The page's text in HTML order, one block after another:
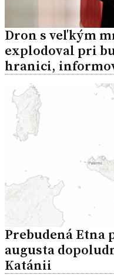
Dron s veľkým
explodoval pri
hranici,
Prebudená Etna
augusta
Katánii